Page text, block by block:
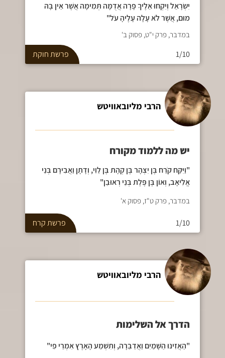
יִשְׂרָאֵל וְיִקְחוּ אֵלֶיךָ פָרָה אֲדֻמָּה תְּמִימָה אֲשֶׁר אֵין בָּהּ
מוּם, אֲשֶׁר לֹא עָלָה עָלֶיהָ עֹל"
במדבר, פרק י"ט, פסוק ב'
1/10 פרשתחוקת
הרבי מליובאוויטש
יש מה ללמוד מקורח
"וַיִּקַּח קֹרַח בֶּן יִצְהָר בֶּן קְהָת בֶּן לֵוִי, וְדָתָן וַאֲבִירָם בְּנֵי
אֱלִיאָב, וְאוֹן בֶּן פֶּלֶת בְּנֵי רְאוּבֵן"
במדבר, פרק ט"ז, פסוק א'
1/10 פרשתקרח
הרבי מליובאוויטש
הדרך אל השלימות
"הַאֲזִינוּ הַשָּׁמַיִם וַאֲדַבֵּרָה, וְתִשְׁמַע הָאָרֶץ אִמְרֵי פִי"